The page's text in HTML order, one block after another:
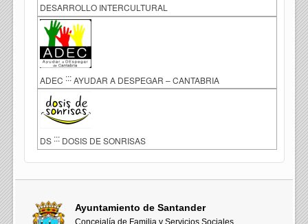
DESARROLLO INTERCULTURAL
ADEC ::: AYUDAR A DESPEGAR – CANTABRIA
DS ::: DOSIS DE SONRISAS
Ayuntamiento de Santander
Concejalía de Familia y Servicios Sociales